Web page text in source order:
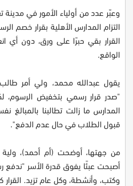
وعبّر عدد من أولياء الأمور في
التزام المدارس الأهلية بقرار خصم
القرار بقي حبرًا على ورق، دون
الواقع.
يقول عبدالله محمد، ولي أمر
"صدر قرار رسمي بتخفيض الرسوم،
المدارس ما زالت تطالبنا بالمبالغ
قبول الطلاب في حال عدم الدفع".
من جهتها، أوضحت (أم أحمد)، ولية
أصبحت عبئًا يفوق قدرة الأسر "ندفع
وكتب، وأنشطة، وكل عام تزيد. القرار